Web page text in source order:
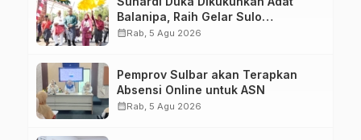
Balanipa, Raih Gelar Sulo
Tappidena
calendar_monthRab, 5 Agu 2026
Pemprov Sulbar akan Terapkan
Absensi Online untuk ASN
calendar_monthRab, 5 Agu 2026